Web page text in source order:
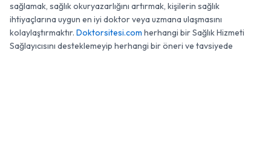
sağlamak, sağlık okuryazarlığını artırmak, kişilerin sağlık
ihtiyaçlarına uygun en iyi doktor veya uzmana ulaşmasını
kolaylaştırmaktır. Doktorsitesi.com herhangi bir Sağlık Hizmeti
Sağlayıcısını desteklemeyip herhangi bir öneri ve tavsiyede